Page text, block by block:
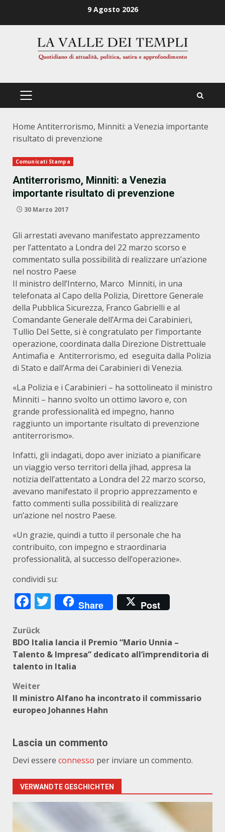
9 Agosto 2026
PRIMÄRES
Home Antiterrorismo, Minniti: a Venezia importante
risultato di prevenzione
Comunicati Stampa
Antiterrorismo, Minniti: a Venezia
importante risultato di prevenzione
30 Marzo 2017
Gli arrestati avevano manifestato apprezzamento
per l’attentato a Londra del 22 marzo scorso e
commentato sulla possibilità di realizzare un’azione
nel nostro Paese
Il ministro dell’Interno, Marco Minniti, in una
telefonata al Capo della Polizia, Direttore Generale
della Pubblica Sicurezza, Franco Gabrielli e al
Comandante Generale dell’Arma dei Carabinieri,
Tullio Del Sette, si è congratulato per l’importante
operazione, coordinata dalla Direzione Distrettuale
Antimafia e Antiterrorismo, ed eseguita dalla Polizia
di Stato e dall’Arma dei Carabinieri di Venezia.
«La Polizia e i Carabinieri – ha sottolineato il ministro
Minniti – hanno svolto un ottimo lavoro e, con
grande professionalità ed impegno, hanno
raggiunto un importante risultato di prevenzione
antiterrorismo».
Infatti, gli indagati, dopo aver iniziato a pianificare
un viaggio verso territori della jihad, appresa la
notizia dell’attentato a Londra del 22 marzo scorso,
avevano manifestato il proprio apprezzamento e
fatto commenti sulla possibilità di realizzare
un’azione nel nostro Paese.
«Un grazie, quindi a tutto il personale che ha
contribuito, con impegno e straordinaria
professionalità, al successo dell’operazione».
condividi su:
Facebook
Twitter
Share Post
Beitragsnavigation
Zurück
BDO Italia lancia il Premio “Mario Unnia –
Talento & Impresa” dedicato all’imprenditoria di
talento in Italia
Weiter
Il ministro Alfano ha incontrato il commissario
europeo Johannes Hahn
Lascia un commento
Devi essere connesso per inviare un commento.
VERWANDTE GESCHICHTEN